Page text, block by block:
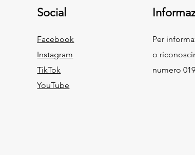
Social
Facebook
Instagram
TikTok
YouTube
Per
o
numero